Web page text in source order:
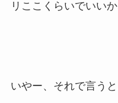
リここくらいでいいか
いやー、それで言う